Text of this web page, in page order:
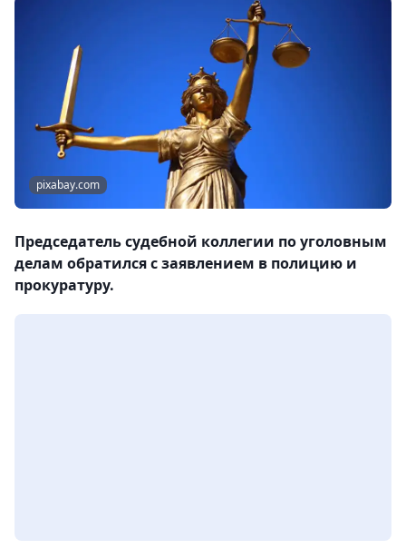
pixabay.com
Председатель судебной коллегии по уголовным
делам обратился с заявлением в полицию и
прокуратуру.